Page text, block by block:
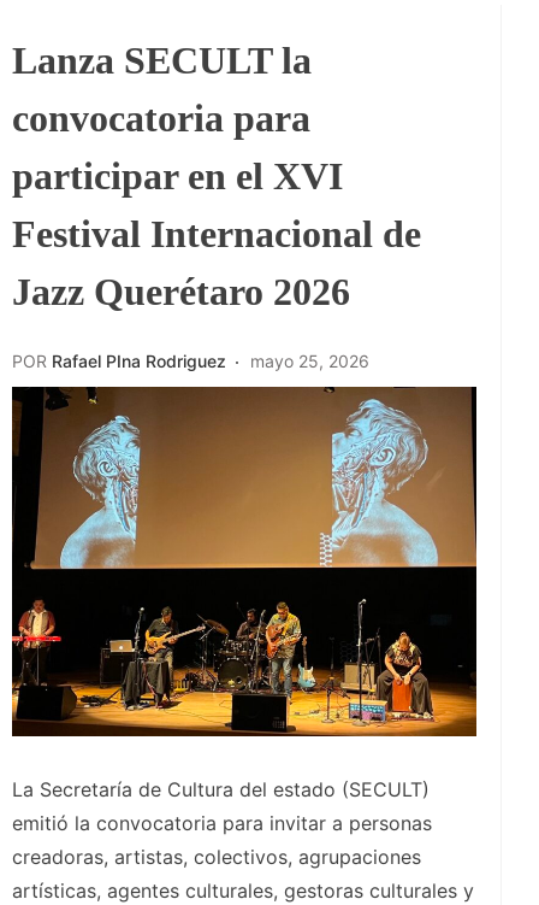
Lanza SECULT la
convocatoria para
participar en el XVI
Festival Internacional de
Jazz Querétaro 2026
POR Rafael PIna Rodriguez mayo 25, 2026
La Secretaría de Cultura del estado (SECULT)
emitió la convocatoria para invitar a personas
creadoras, artistas, colectivos, agrupaciones
artísticas, agentes culturales, gestoras culturales y